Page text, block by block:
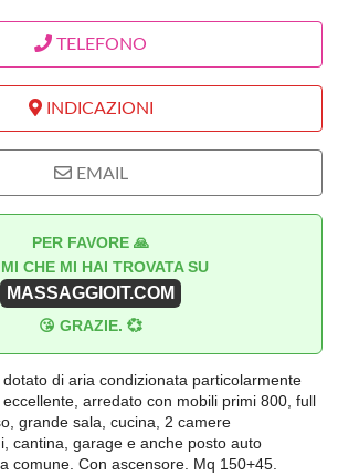
TELEFONO
INDICAZIONI
EMAIL
PER FAVORE 🙏
CHE MI HAI TROVATA SU
MASSAGGIOIT.COM
😘 GRAZIE. 💞
di aria condizionata particolarmente
arredato con mobili primi 800, full
grande sala, cucina, 2 camere
cantina, garage e anche posto auto
comune. Con ascensore. Mq 150+45.